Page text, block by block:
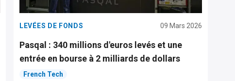
LEVÉES DE FONDS 09 Mars 2026
Pasqal : 340 millions d'euros levés et une
entrée en bourse à 2 milliards de dollars
French Tech